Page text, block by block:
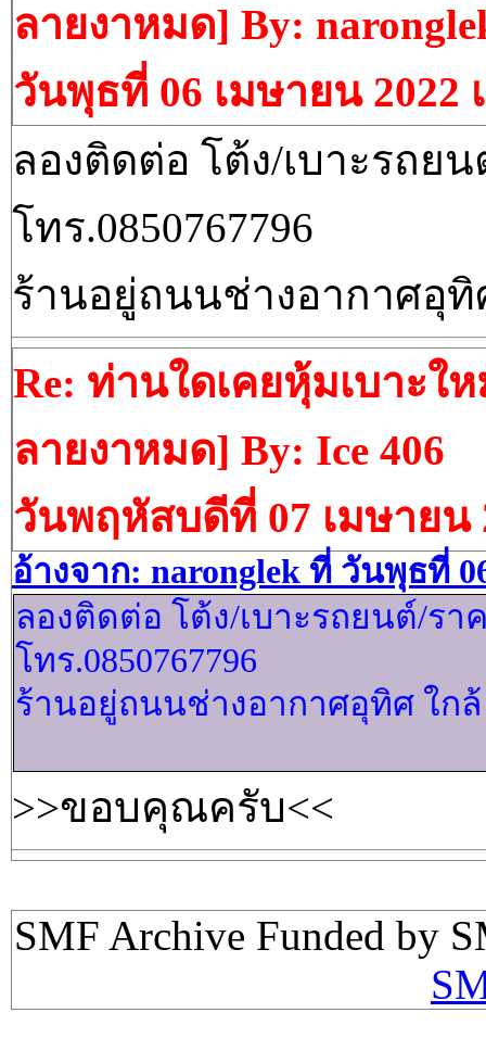
ลายงาหมด] By:
วันพุธที่ 06 เมษายน 2022
ลองติดต่อ โต้ง/เบาะรถย
โทร.0850767796
ร้านอยู่​ถนนช่างอากาศ​อุทิ
Re: ท่านใดเคยหุ้มเบาะ
ลายงาหมด] By: Ice 406
วันพฤหัสบดีที่ 07 เมษายน
อ้างจาก: naronglek ที่ วันพุธที่
ลองติดต่อ โต้ง/เบาะรถยนต์/รา
โทร.0850767796
ร้านอยู่​ถนนช่างอากาศ​อุทิศ ใก
>>ขอบคุณครับ<<
SMF Archive Funded by